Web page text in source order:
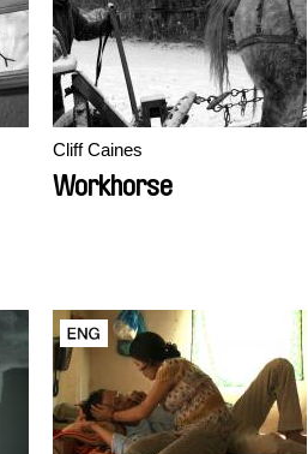
Cliff Caines
Workhorse